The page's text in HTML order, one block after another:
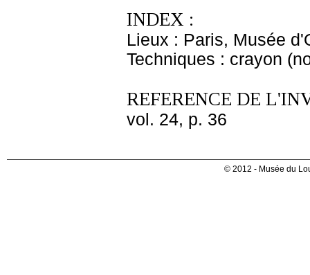
INDEX :
Lieux : Paris, Musée
Techniques : crayon
REFERENCE DE
vol. 24, p. 36
© 2012 - Musée du